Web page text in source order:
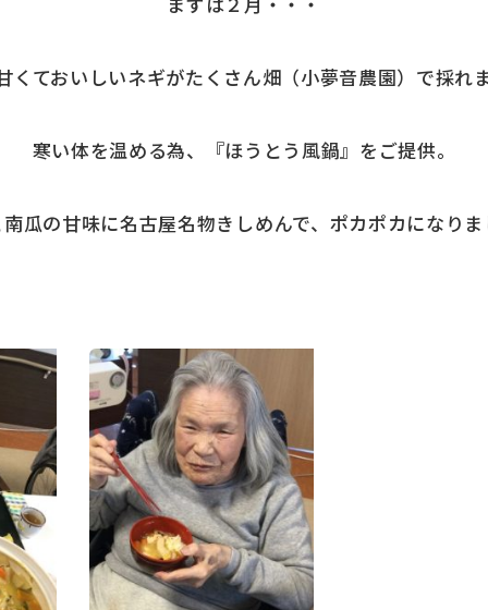
くておいしいネギがたくさん畑（小夢音農園）で採れま
寒い体を温める為、『ほうとう風鍋』をご提供。
瓜の甘味に名古屋名物きしめんで、ポカポカになりま